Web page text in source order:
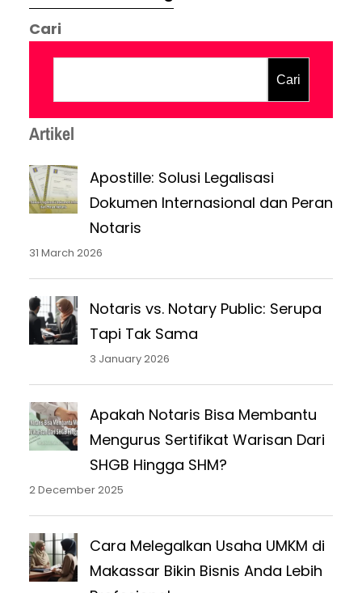
yang menyertainya, salah satunya
adalah Bea Perolehan Hak atas Tanah
dan Bangunan (BPHTB). Artikel ini akan
mengupas tuntas tentang BPHTB, mulai
dari definisi, objek pajak, tarif, hingga
informasi…
Cari
Cari
Artikel
Apostille: Solusi Legalisasi
Dokumen Internasional dan Peran
Notaris
31 March 2026
Notaris vs. Notary Public: Serupa
Tapi Tak Sama
3 January 2026
Apakah Notaris Bisa Membantu
Mengurus Sertifikat Warisan Dari
SHGB Hingga SHM?
2 December 2025
Cara Melegalkan Usaha UMKM di
Makassar Bikin Bisnis Anda Lebih